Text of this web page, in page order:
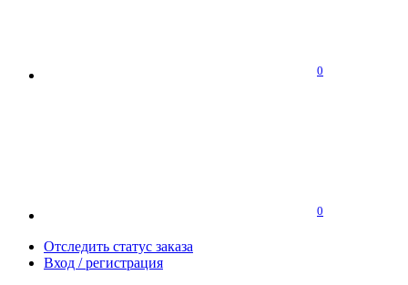
0
0
Отследить статус заказа
Вход / регистрация